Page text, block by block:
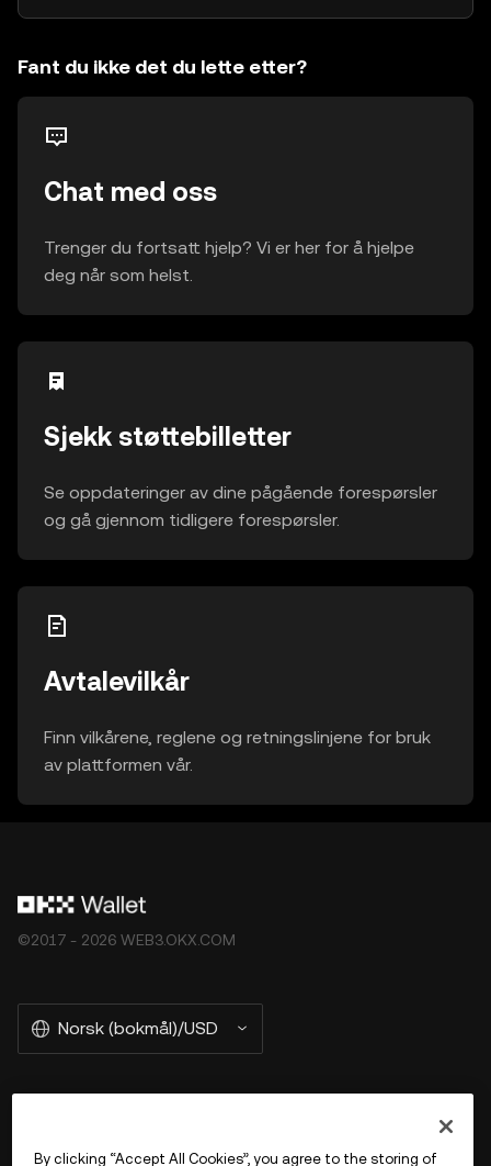
Fant du ikke det du lette etter?
Chat med oss
Trenger du fortsatt hjelp? Vi er her for å hjelpe
deg når som helst.
Sjekk støttebilletter
Se oppdateringer av dine pågående forespørsler
og gå gjennom tidligere forespørsler.
Avtalevilkår
Finn vilkårene, reglene og retningslinjene for bruk
av plattformen vår.
©2017 - 2026 WEB3.OKX.COM
Norsk (bokmål)/USD
By clicking “Accept All Cookies”, you agree to the storing of